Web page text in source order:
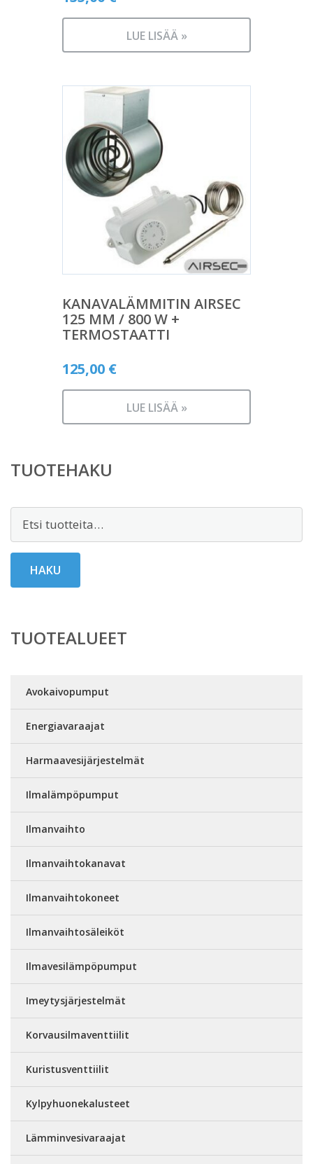
LUE LISÄÄ »
KANAVALÄMMITIN AIRSEC
125 MM / 800 W +
TERMOSTAATTI
125,00 €
LUE LISÄÄ »
TUOTEHAKU
Etsi:
HAKU
TUOTEALUEET
Avokaivopumput
Energiavaraajat
Harmaavesijärjestelmät
Ilmalämpöpumput
Ilmanvaihto
Ilmanvaihtokanavat
Ilmanvaihtokoneet
Ilmanvaihtosäleiköt
Ilmavesilämpöpumput
Imeytysjärjestelmät
Korvausilmaventtiilit
Kuristusventtiilit
Kylpyhuonekalusteet
Lämminvesivaraajat